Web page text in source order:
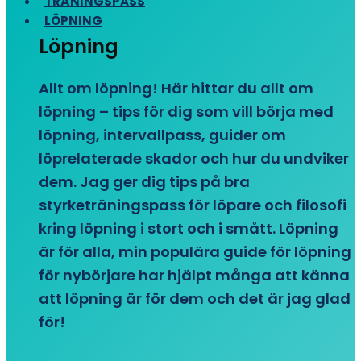
LÖPNING
Löpning
Allt om löpning! Här hittar du allt om
löpning – tips för dig som vill börja med
löpning, intervallpass, guider om
löprelaterade skador och hur du undviker
dem. Jag ger dig tips på bra
styrketräningspass för löpare och filosofi
kring löpning i stort och i smått. Löpning
är för alla, min populära guide för löpning
för nybörjare har hjälpt många att känna
att löpning är för dem och det är jag glad
för!